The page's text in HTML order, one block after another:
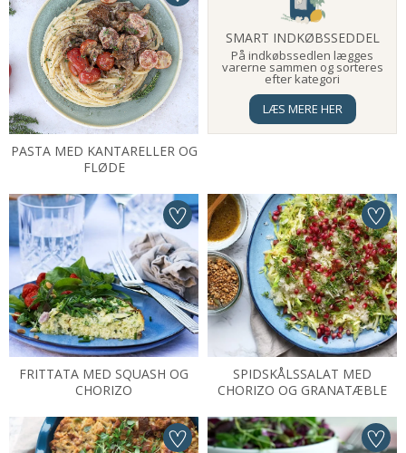
PASTA MED KANTARELLER OG
FLØDE
SMART INDKØBSSEDDEL
På indkøbssedlen lægges
varerne sammen og sorteres
efter kategori
LÆS MERE HER
FRITTATA MED SQUASH OG
CHORIZO
SPIDSKÅLSSALAT MED
CHORIZO OG GRANATÆBLE